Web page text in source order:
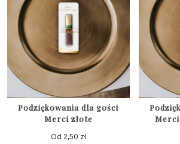
Podziękowania dla gości
Merci złote
Od 2,50 zł
Merci